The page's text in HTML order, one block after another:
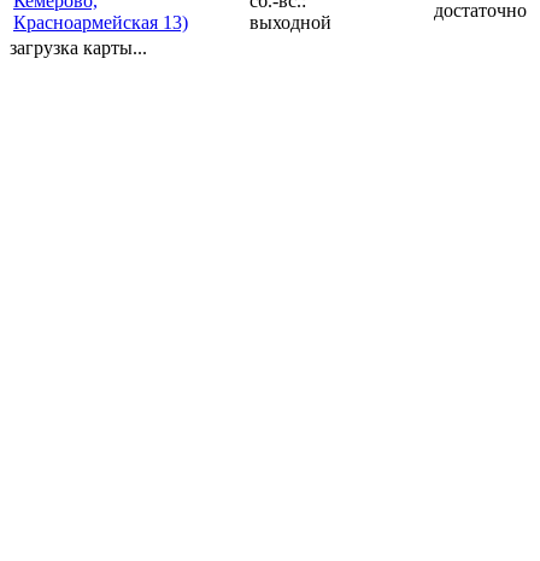
Красноармейская 13)
выходной
достаточно
загрузка карты...